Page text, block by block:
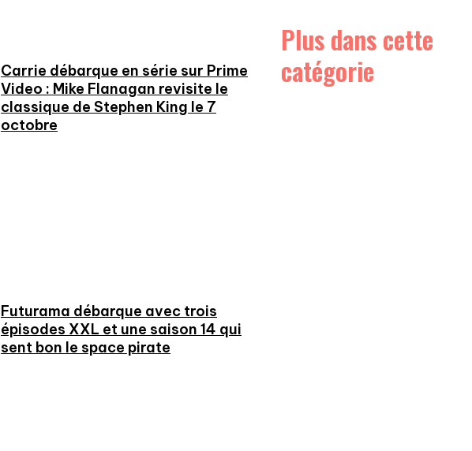
Carrie débarque en série sur Prime
Video : Mike Flanagan revisite le
classique de Stephen King le 7
octobre
Futurama débarque avec trois
épisodes XXL et une saison 14 qui
sent bon le space pirate
Plus dans cette
catégorie